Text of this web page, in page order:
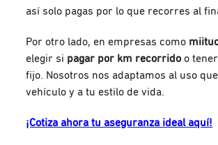
así solo pagas por lo que recorres al
Por otro lado, en empresas como
elegir si pagar por km recorrido o
fijo. Nosotros nos adaptamos al uso
vehículo y a tu estilo de vida.
¡Cotiza ahora tu aseguranza ideal aquí!